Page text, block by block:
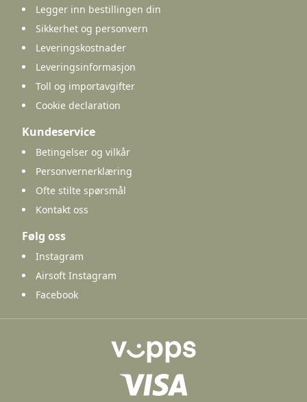
Legger inn bestillingen din
Sikkerhet og personvern
Leveringskostnader
Leveringsinformasjon
Toll og importavgifter
Cookie declaration
Kundeservice
Betingelser og vilkår
Personvernerklæring
Ofte stilte spørsmål
Kontakt oss
Følg oss
Instagram
Airsoft Instagram
Facebook